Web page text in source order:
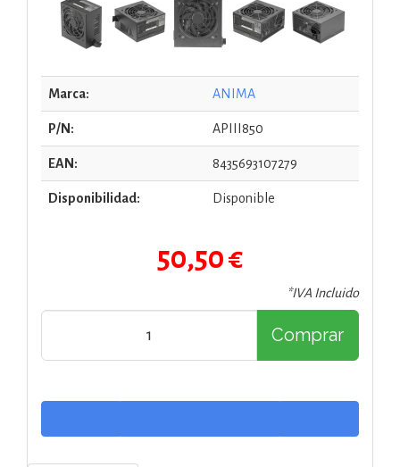
Marca: ANIMA
P/N: APIII850
EAN: 8435693107279
Disponibilidad: Disponible
50,50 €
*IVA Incluido
Comprar